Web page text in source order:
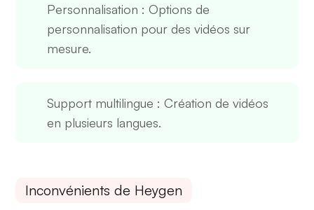
Personnalisation : Options de
personnalisation pour des vidéos sur
mesure.
Support multilingue : Création de vidéos
en plusieurs langues.
Inconvénients de Heygen